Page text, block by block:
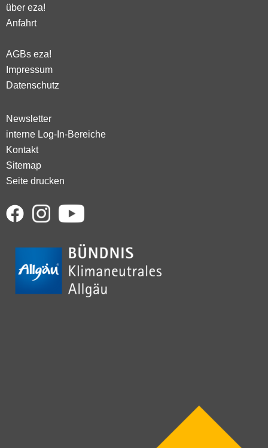
über eza!
Anfahrt
AGBs eza!
Impressum
Datenschutz
Newsletter
interne Log-In-Bereiche
Kontakt
Sitemap
Seite drucken